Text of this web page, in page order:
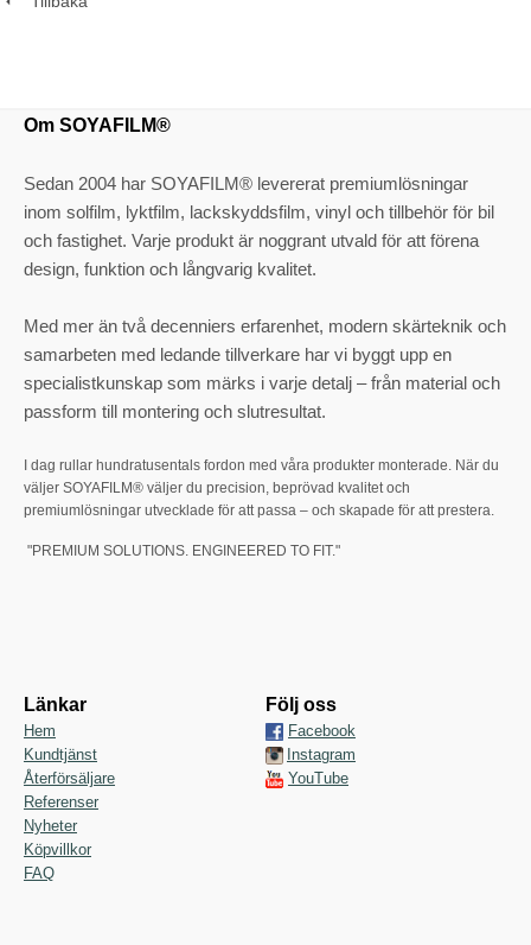
Om SOYAFILM®
Sedan 2004 har SOYAFILM® levererat premiumlösningar
inom solfilm, lyktfilm, lackskyddsfilm, vinyl och tillbehör för bil
och fastighet. Varje produkt är noggrant utvald för att förena
design, funktion och långvarig kvalitet.
Med mer än två decenniers erfarenhet, modern skärteknik och
samarbeten med ledande tillverkare har vi byggt upp en
specialistkunskap som märks i varje detalj – från material och
passform till montering och slutresultat.
I dag rullar hundratusentals fordon med våra produkter monterade. När du
väljer SOYAFILM® väljer du precision, beprövad kvalitet och
premiumlösningar utvecklade för att passa – och skapade för att prestera.
"PREMIUM SOLUTIONS. ENGINEERED TO FIT."
Länkar
Hem
Kundtjänst
Återförsäljare
Referenser
Nyheter
Köpvillkor
FAQ
Följ oss
Facebook
Instagram
YouTube